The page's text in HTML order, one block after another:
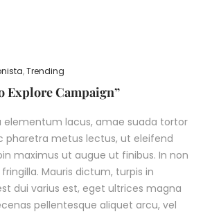
,Trending
Explore Campaign”
elementum lacus, amae suada tortor
pharetra metus lectus, ut eleifend
maximus ut augue ut finibus. In non
Mauris dictum, turpis in
dui varius est, eget ultrices magna
pellentesque aliquet arcu, vel